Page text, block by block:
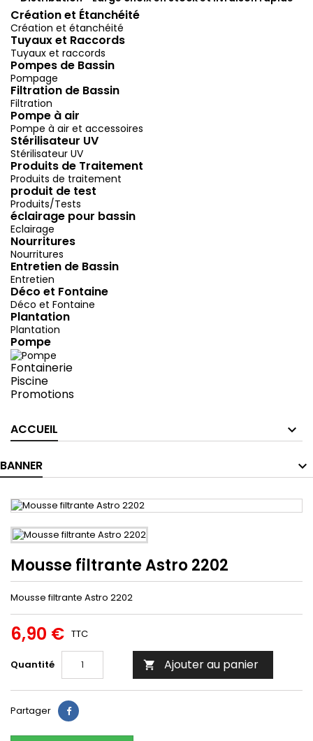
Création et Étanchéité
Création et étanchéité
Tuyaux et Raccords
Tuyaux et raccords
Pompes de Bassin
Pompage
Filtration de Bassin
Filtration
Pompe à air
Pompe à air et accessoires
Stérilisateur UV
Stérilisateur UV
Produits de Traitement
Produits de traitement
produit de test
Produits/Tests
éclairage pour bassin
Eclairage
Nourritures
Nourritures
Entretien de Bassin
Entretien
Déco et Fontaine
Déco et Fontaine
Plantation
Plantation
Pompe
Fontainerie
Piscine
Promotions
ACCUEIL
BANNER
Mousse filtrante Astro 2202
Mousse filtrante Astro 2202
6,90 € TTC
Quantité  Ajouter au panier
Partager